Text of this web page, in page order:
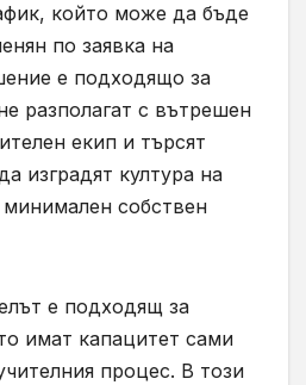
който може да бъде
по заявка на
е подходящо за
разполагат с вътрешен
екип и търсят
изградят култура на
минимален собствен
е подходящ за
имат капацитет сами
процес. В този